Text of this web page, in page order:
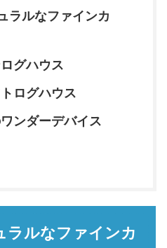
ラルなファインカ
グハウス
ログハウス
ンダーデバイス
ラルなファインカ